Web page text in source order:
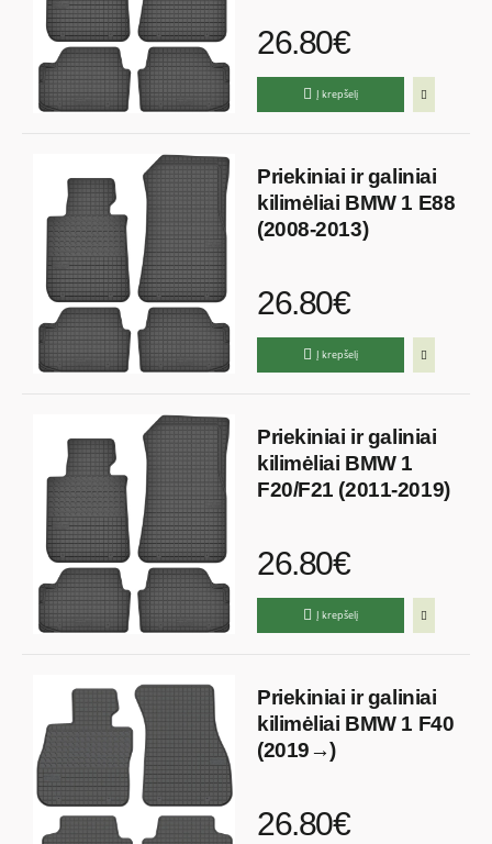
26.80€
Į krepšelį
Priekiniai ir galiniai
kilimėliai BMW 1 E88
(2008-2013)
26.80€
Į krepšelį
Priekiniai ir galiniai
kilimėliai BMW 1
F20/F21 (2011-2019)
26.80€
Į krepšelį
Priekiniai ir galiniai
kilimėliai BMW 1 F40
(2019→)
26.80€